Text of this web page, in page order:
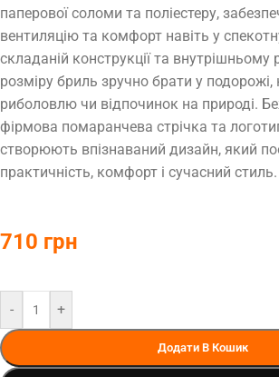
паперової соломи та поліестеру,
вентиляцію та комфорт навіть у
складаній конструкції та
розміру бриль зручно брати у подорожі,
риболовлю чи відпочинок на природі.
фірмова помаранчева стрічка та
створюють впізнаваний дизайн, який
практичність, комфорт і сучасний стиль.
710 грн
- +
Додати В Кошик